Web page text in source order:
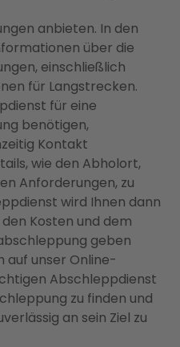
anbieten. In den
über die
einschließlich
für Langstrecken.
für eine
benötigen,
Kontakt
wie den Abholort,
Anforderungen, zu
wird Ihnen dann
Kosten und dem
geben
auf unser Online-
Abschleppdienst
zu finden und
an sein Ziel zu